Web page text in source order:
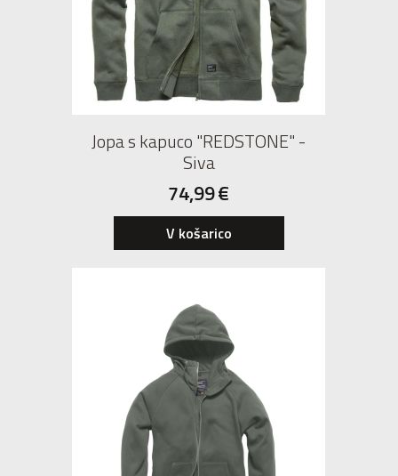
Jopa s kapuco "REDSTONE" -
Siva
74,99€
V košarico